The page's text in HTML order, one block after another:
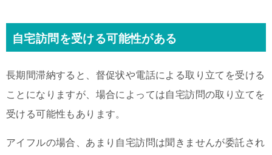
自宅訪問を受ける可能性がある
長期間滞納すると、督促状や電話による取り立てを受ける
ことになりますが、場合によっては自宅訪問の取り立てを
受ける可能性もあります。
アイフルの場合、あまり自宅訪問は聞きませんが委託され